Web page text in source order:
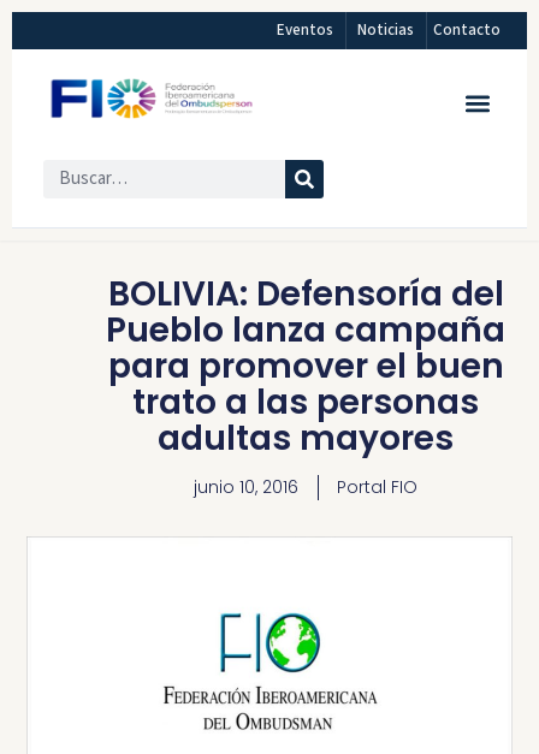
Eventos Noticias Contacto
BOLIVIA: Defensoría del
Pueblo lanza campaña
para promover el buen
trato a las personas
adultas mayores
junio 10, 2016 Portal FIO